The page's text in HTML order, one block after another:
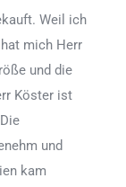
Weil ich
mich Herr
und die
Köster ist
und
kam